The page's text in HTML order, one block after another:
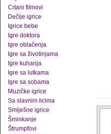
Crtani filmovi
Dečije igrice
Igrice bebe
Igre doktora
Igre oblačenja
Igre sa životinjama
Igre kuhanja
Igre sa lutkama
Igre sa sobama
Muzičke igrice
Sa slavnim licima
Smiješne igrice
Šminkanje
Štrumpfovi